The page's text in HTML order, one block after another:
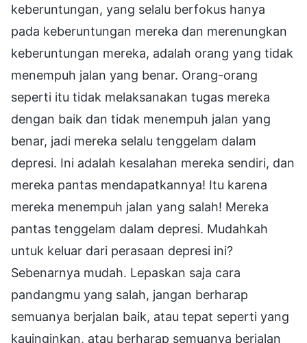
keberuntungan, yang selalu berfokus hanya
pada keberuntungan mereka dan merenungkan
keberuntungan mereka, adalah orang yang tidak
menempuh jalan yang benar. Orang-orang
seperti itu tidak melaksanakan tugas mereka
dengan baik dan tidak menempuh jalan yang
benar, jadi mereka selalu tenggelam dalam
depresi. Ini adalah kesalahan mereka sendiri, dan
mereka pantas mendapatkannya! Itu karena
mereka menempuh jalan yang salah! Mereka
pantas tenggelam dalam depresi. Mudahkah
untuk keluar dari perasaan depresi ini?
Sebenarnya mudah. Lepaskan saja cara
pandangmu yang salah, jangan berharap
semuanya berjalan baik, atau tepat seperti yang
kauinginkan, atau berharap semuanya berjalan